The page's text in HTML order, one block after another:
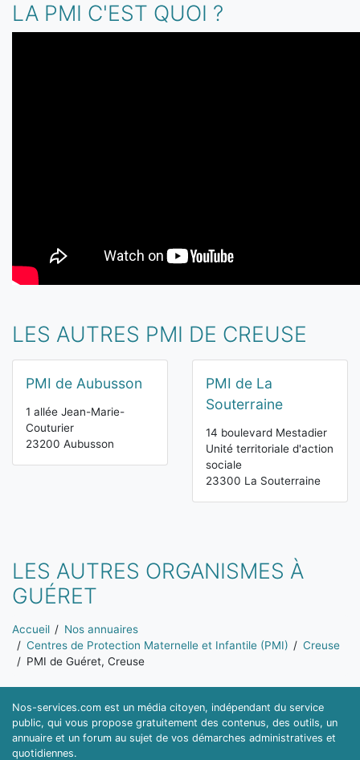
LA PMI C'EST QUOI ?
LES AUTRES PMI DE CREUSE
PMI de Aubusson
1 allée Jean-Marie-
Couturier
23200 Aubusson
PMI de La
Souterraine
14 boulevard Mestadier
Unité territoriale d'action
sociale
23300 La Souterraine
LES AUTRES ORGANISMES À
GUÉRET
Vous êtes ici:
Accueil
Nos annuaires
Centres de Protection Maternelle et Infantile (PMI)
Creuse
PMI de Guéret, Creuse
Nos-services.com est un média citoyen, indépendant du service
public, qui vous propose gratuitement des contenus, des outils, un
annuaire et un forum au sujet de vos démarches administratives et
quotidiennes.